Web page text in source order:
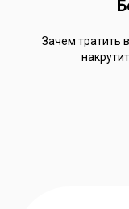
Зачем тратить